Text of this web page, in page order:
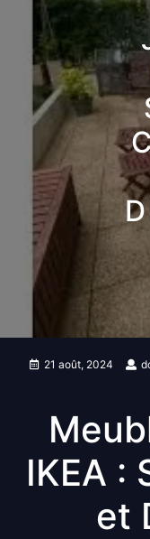
21 août, 2024
IKEA :
et